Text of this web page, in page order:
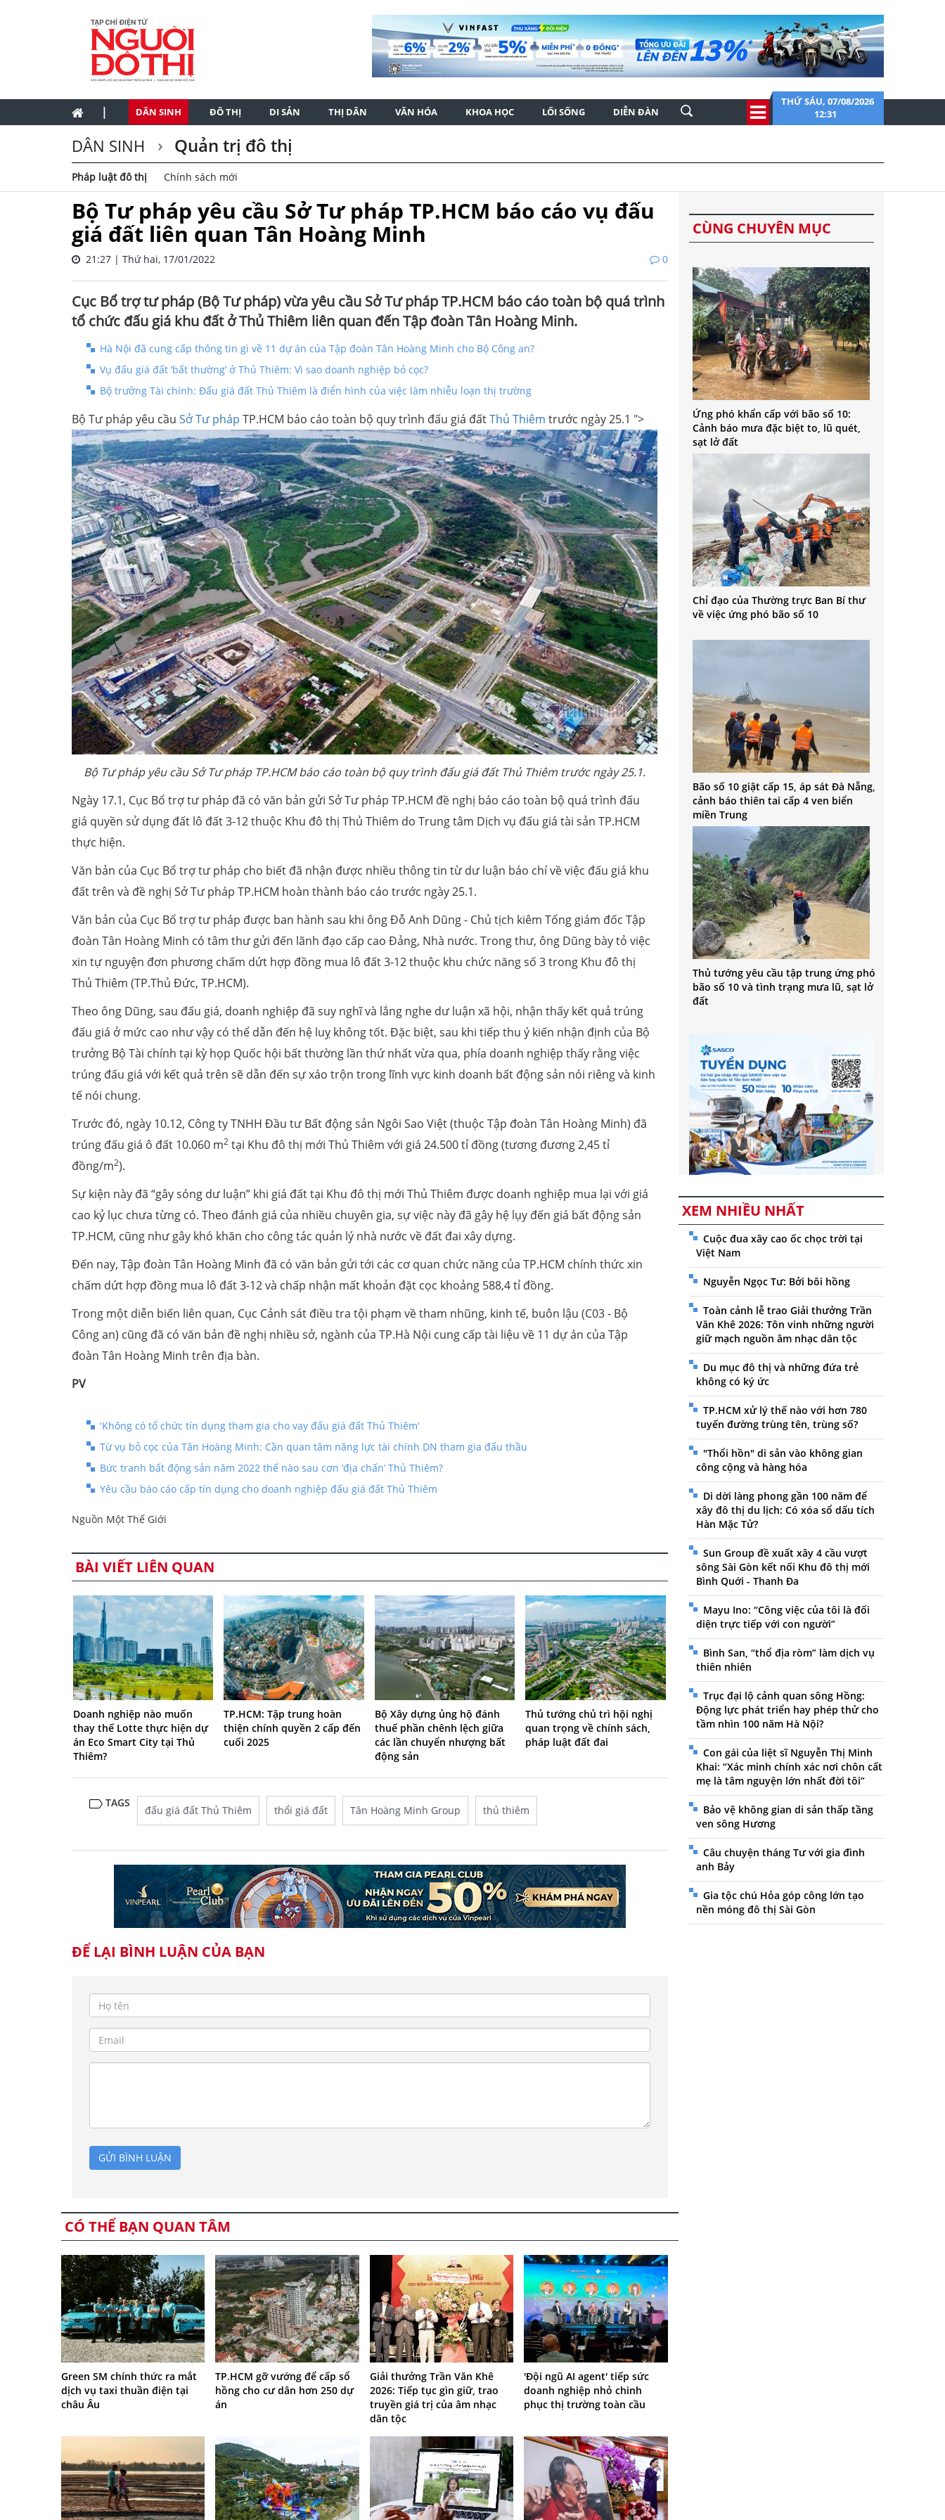
| DÂN SINH ĐÔ THỊ DI SẢN THỊ DÂN VĂN HÓA KHOA HỌC LỐI SỐNG DIỄN ĐÀN
THỨ SÁU, 07/08/2026
12:31
DÂN SINH Quản trị đô thị
Pháp luật đô thị Chính sách mới
Bộ Tư pháp yêu cầu Sở Tư pháp TP.HCM báo cáo vụ đấu
giá đất liên quan Tân Hoàng Minh
21:27 | Thứ hai, 17/01/2022 0
Cục Bổ trợ tư pháp (Bộ Tư pháp) vừa yêu cầu Sở Tư pháp TP.HCM báo cáo toàn bộ quá trình
tổ chức đấu giá khu đất ở Thủ Thiêm liên quan đến Tập đoàn Tân Hoàng Minh.
Hà Nội đã cung cấp thông tin gì về 11 dự án của Tập đoàn Tân Hoàng Minh cho Bộ Công an?
Vụ đấu giá đất ‘bất thường’ ở Thủ Thiêm: Vì sao doanh nghiệp bỏ cọc?
Bộ trưởng Tài chính: Đấu giá đất Thủ Thiêm là điển hình của việc làm nhiễu loạn thị trường
Bộ Tư pháp yêu cầu Sở Tư pháp TP.HCM báo cáo toàn bộ quy trình đấu giá đấtThủ Thiêm trước ngày 25.1 ">
Bộ Tư pháp yêu cầu Sở Tư pháp TP.HCM báo cáo toàn bộ quy trình đấu giá đất Thủ Thiêm trước ngày 25.1.
Ngày 17.1, Cục Bổ trợ tư pháp đã có văn bản gửi Sở Tư pháp TP.HCM đề nghị báo cáo toàn bộ quá trình đấu
giá quyền sử dụng đất lô đất 3-12 thuộc Khu đô thị Thủ Thiêm do Trung tâm Dịch vụ đấu giá tài sản TP.HCM
thực hiện.
Văn bản của Cục Bổ trợ tư pháp cho biết đã nhận được nhiều thông tin từ dư luận báo chí về việc đấu giá khu
đất trên và đề nghị Sở Tư pháp TP.HCM hoàn thành báo cáo trước ngày 25.1.
Văn bản của Cục Bổ trợ tư pháp được ban hành sau khi ông Đỗ Anh Dũng - Chủ tịch kiêm Tổng giám đốc Tập
đoàn Tân Hoàng Minh có tâm thư gửi đến lãnh đạo cấp cao Đảng, Nhà nước. Trong thư, ông Dũng bày tỏ việc
xin tự nguyện đơn phương chấm dứt hợp đồng mua lô đất 3-12 thuộc khu chức năng số 3 trong Khu đô thị
Thủ Thiêm (TP.Thủ Đức, TP.HCM).
Theo ông Dũng, sau đấu giá, doanh nghiệp đã suy nghĩ và lắng nghe dư luận xã hội, nhận thấy kết quả trúng
đấu giá ở mức cao như vậy có thể dẫn đến hệ luỵ không tốt. Đặc biệt, sau khi tiếp thu ý kiến nhận định của Bộ
trưởng Bộ Tài chính tại kỳ họp Quốc hội bất thường lần thứ nhất vừa qua, phía doanh nghiệp thấy rằng việc
trúng đấu giá với kết quả trên sẽ dẫn đến sự xáo trộn trong lĩnh vực kinh doanh bất động sản nói riêng và kinh
tế nói chung.
Trước đó, ngày 10.12, Công ty TNHH Đầu tư Bất động sản Ngôi Sao Việt (thuộc Tập đoàn Tân Hoàng Minh) đã
trúng đấu giá ô đất 10.060 m2 tại Khu đô thị mới Thủ Thiêm với giá 24.500 tỉ đồng (tương đương 2,45 tỉ
đồng/m2).
Sự kiện này đã “gây sóng dư luận” khi giá đất tại Khu đô thị mới Thủ Thiêm được doanh nghiệp mua lại với giá
cao kỷ lục chưa từng có. Theo đánh giá của nhiều chuyên gia, sự việc này đã gây hệ lụy đến giá bất động sản
TP.HCM, cũng như gây khó khăn cho công tác quản lý nhà nước về đất đai xây dựng.
Đến nay, Tập đoàn Tân Hoàng Minh đã có văn bản gửi tới các cơ quan chức năng của TP.HCM chính thức xin
chấm dứt hợp đồng mua lô đất 3-12 và chấp nhận mất khoản đặt cọc khoảng 588,4 tỉ đồng.
Trong một diễn biến liên quan, Cục Cảnh sát điều tra tội phạm về tham nhũng, kinh tế, buôn lậu (C03 - Bộ
Công an) cũng đã có văn bản đề nghị nhiều sở, ngành của TP.Hà Nội cung cấp tài liệu về 11 dự án của Tập
đoàn Tân Hoàng Minh trên địa bàn.
PV
'Không có tổ chức tín dụng tham gia cho vay đấu giá đất Thủ Thiêm'
Từ vụ bỏ cọc của Tân Hoàng Minh: Cần quan tâm năng lực tài chính DN tham gia đấu thầu
Bức tranh bất động sản năm 2022 thế nào sau cơn ‘địa chấn’ Thủ Thiêm?
Yêu cầu báo cáo cấp tín dụng cho doanh nghiệp đấu giá đất Thủ Thiêm
Nguồn Một Thế Giới
BÀI VIẾT LIÊN QUAN
Doanh nghiệp nào muốn
thay thế Lotte thực hiện dự
án Eco Smart City tại Thủ
Thiêm?
TP.HCM: Tập trung hoàn
thiện chính quyền 2 cấp đến
cuối 2025
Bộ Xây dựng ủng hộ đánh
thuế phần chênh lệch giữa
các lần chuyển nhượng bất
động sản
Thủ tướng chủ trì hội nghị
quan trọng về chính sách,
pháp luật đất đai
TAGS
đấu giá đất Thủ Thiêm thổi giá đất Tân Hoàng Minh Group thủ thiêm
ĐỂ LẠI BÌNH LUẬN CỦA BẠN
GỬI BÌNH LUẬN
CÓ THỂ BẠN QUAN TÂM
Green SM chính thức ra mắt
dịch vụ taxi thuần điện tại
châu Âu
TP.HCM gỡ vướng để cấp sổ
hồng cho cư dân hơn 250 dự
án
Giải thưởng Trần Văn Khê
2026: Tiếp tục gìn giữ, trao
truyền giá trị của âm nhạc
dân tộc
'Đội ngũ AI agent' tiếp sức
doanh nghiệp nhỏ chinh
phục thị trường toàn cầu
CÙNG CHUYÊN MỤC
Ứng phó khẩn cấp với bão số 10:
Cảnh báo mưa đặc biệt to, lũ quét,
sạt lở đất
Chỉ đạo của Thường trực Ban Bí thư
về việc ứng phó bão số 10
Bão số 10 giật cấp 15, áp sát Đà Nẵng,
cảnh báo thiên tai cấp 4 ven biển
miền Trung
Thủ tướng yêu cầu tập trung ứng phó
bão số 10 và tình trạng mưa lũ, sạt lở
đất
XEM NHIỀU NHẤT
Cuộc đua xây cao ốc chọc trời tại
Việt Nam
Nguyễn Ngọc Tư: Bởi bôi hồng
Toàn cảnh lễ trao Giải thưởng Trần
Văn Khê 2026: Tôn vinh những người
giữ mạch nguồn âm nhạc dân tộc
Du mục đô thị và những đứa trẻ
không có ký ức
TP.HCM xử lý thế nào với hơn 780
tuyến đường trùng tên, trùng số?
"Thổi hồn" di sản vào không gian
công cộng và hàng hóa
Di dời làng phong gần 100 năm để
xây đô thị du lịch: Có xóa sổ dấu tích
Hàn Mặc Tử?
Sun Group đề xuất xây 4 cầu vượt
sông Sài Gòn kết nối Khu đô thị mới
Bình Quới - Thanh Đa
Mayu Ino: “Công việc của tôi là đối
diện trực tiếp với con người”
Bình San, “thổ địa ròm” làm dịch vụ
thiên nhiên
Trục đại lộ cảnh quan sông Hồng:
Động lực phát triển hay phép thử cho
tầm nhìn 100 năm Hà Nội?
Con gái của liệt sĩ Nguyễn Thị Minh
Khai: “Xác minh chính xác nơi chôn cất
mẹ là tâm nguyện lớn nhất đời tôi”
Bảo vệ không gian di sản thấp tầng
ven sông Hương
Câu chuyện tháng Tư với gia đình
anh Bảy
Gia tộc chú Hỏa góp công lớn tạo
nền móng đô thị Sài Gòn